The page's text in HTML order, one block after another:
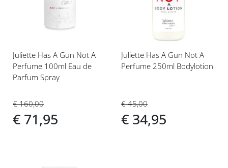
verlanglijst
Juliette Has A Gun Not A
Perfume 100ml Eau de
Parfum Spray
€ 160,00
€ 71,95
verlanglijst
Juliette Has A Gun Not A
Perfume 250ml Bodylotion
€ 45,00
€ 34,95